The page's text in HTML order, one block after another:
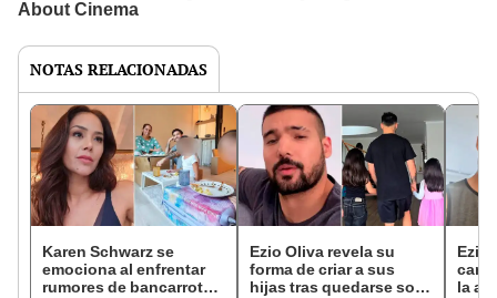
NOTAS RELACIONADAS
Karen Schwarz se
emociona al enfrentar
rumores de bancarrota y
Ezio Oliva revela su
forma de criar a sus
hijas tras quedarse solo
Ezio
la